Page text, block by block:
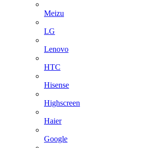
Meizu
LG
Lenovo
HTC
Hisense
Highscreen
Haier
Google